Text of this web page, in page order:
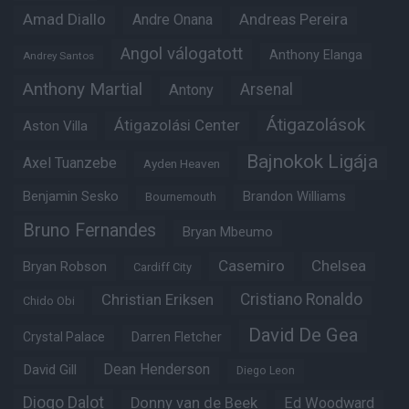
Amad Diallo Andre Onana Andreas Pereira
Andrey Santos Angol válogatott Anthony Elanga
Anthony Martial Antony Arsenal
Aston Villa Átigazolási Center Átigazolások
Axel Tuanzebe Ayden Heaven Bajnokok Ligája
Benjamin Sesko Bournemouth Brandon Williams
Bruno Fernandes Bryan Mbeumo
Bryan Robson Cardiff City Casemiro Chelsea
Chido Obi Christian Eriksen Cristiano Ronaldo
Crystal Palace Darren Fletcher David De Gea
David Gill Dean Henderson Diego Leon
Diogo Dalot Donny van de Beek Ed Woodward